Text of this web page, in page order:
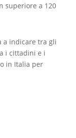
superiore a 120
a indicare tra gli
i cittadini e i
in Italia per